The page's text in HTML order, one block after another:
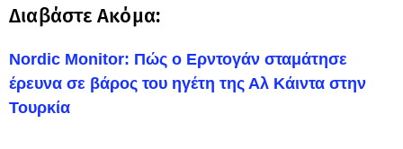
Διαβάστε Ακόμα:
Nordic Monitor: Πώς ο Ερντογάν σταμάτησε
έρευνα σε βάρος του ηγέτη της Αλ Κάιντα στην
Τουρκία